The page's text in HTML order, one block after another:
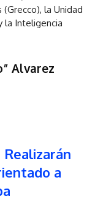
la Unidad
la Inteligencia
” Alvarez
a